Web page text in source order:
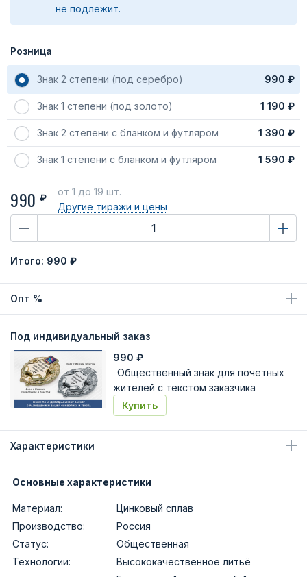
не подлежит.
Розница
Знак 2 степени (под серебро) 990 ₽
Знак 1 степени (под золото) 1 190 ₽
Знак 2 степени с бланком и футляром 1 390 ₽
Знак 1 степени с бланком и футляром 1 590 ₽
990 ₽
от 1 до 19 шт.
Другие тиражии цены
Итого: 990 ₽
Опт %
Под индивидуальный заказ
990 ₽
Общественный знак для почетных
жителей с текстом заказчика
Купить
Характеристики
Основные характеристики
Материал:
Цинковый сплав
Производство:
Россия
Статус:
Общественная
Технологии:
Высококачественное литьё